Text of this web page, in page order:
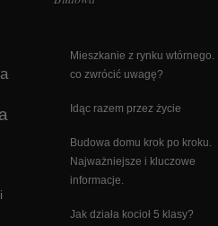
Mieszkanie z rynku wtórnego.
co zwrócić uwagę?
Idąc razem przez życie
Budowa domu krok po kroku.
Najważniejsze i kluczowe
informacje.
Jak działa kocioł 5 klasy?